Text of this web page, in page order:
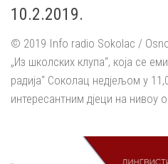
10.2.2019.
© 2019 Info radio Sokolac /
„Из школских клупа“, која се
радија“ Соколац недјељом у
интересантним дјеци на нивоу